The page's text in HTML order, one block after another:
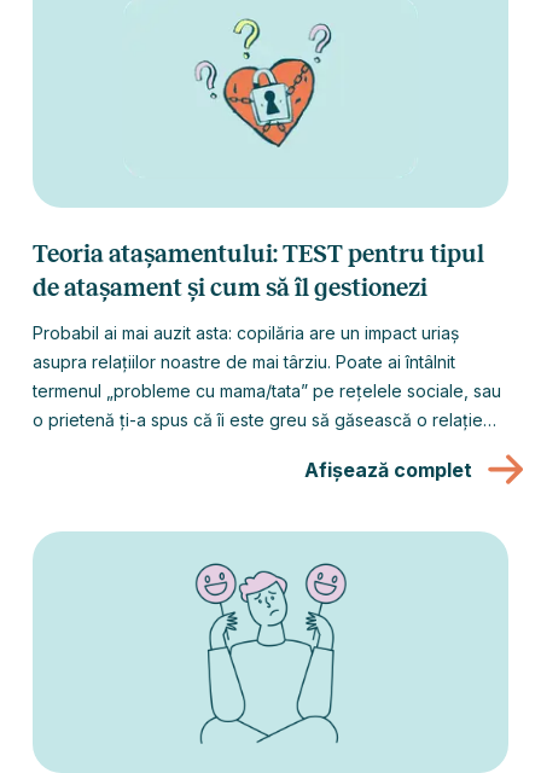
Teoria atașamentului: TEST pentru tipul
de atașament și cum să îl gestionezi
Probabil ai mai auzit asta: copilăria are un impact uriaș
asupra relațiilor noastre de mai târziu. Poate ai întâlnit
termenul „probleme cu mama/tata” pe rețelele sociale, sau
o prietenă ți-a spus că îi este greu să găsească o relație
un efect atât de mare? Copilăria a fost acum mult timp!
Afișează complet